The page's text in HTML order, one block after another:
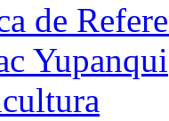
de
Yupanqui